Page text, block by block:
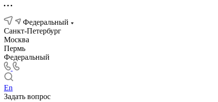
Федеральный
Санкт-Петербург
Москва
Пермь
Федеральный
En
Задать вопрос